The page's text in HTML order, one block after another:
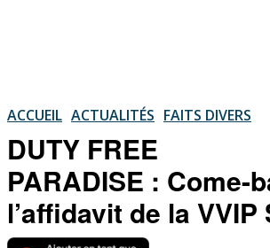
ACCUEIL ACTUALITÉS FAITS DIVERS
DUTY FREE
PARADISE : Come-
l’affidavit de la VVIP